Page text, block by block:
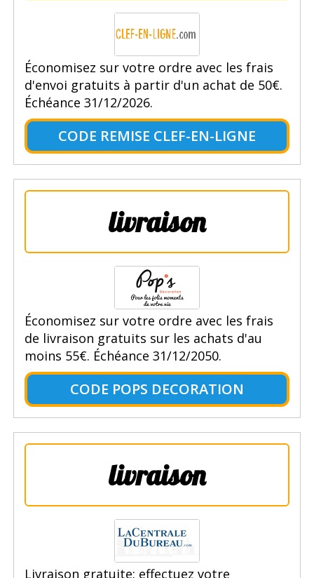
Économisez sur votre ordre avec les frais
d'envoi gratuits à partir d'un achat de 50€.
Échéance 31/12/2026.
CODE REMISE CLEF-EN-LIGNE
livraison
Économisez sur votre ordre avec les frais
de livraison gratuits sur les achats d'au
moins 55€. Échéance 31/12/2050.
CODE POPS DECORATION
livraison
Livraison gratuite: effectuez votre